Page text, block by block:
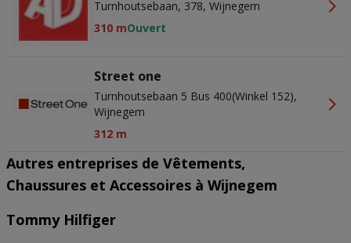
Turnhoutsebaan, 378, Wijnegem
310 mOuvert
Street one
Turnhoutsebaan 5 Bus 400(winkel 152),
Wijnegem
312 m
Autres entreprises de Vêtements,
Chaussures et Accessoires à Wijnegem
Tommy Hilfiger